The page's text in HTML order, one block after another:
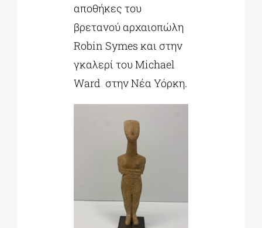
αποθήκες του
βρετανού αρχαιοπώλη
Robin Symes και στην
γκαλερί του Michael
Ward στην Νέα Υόρκη.